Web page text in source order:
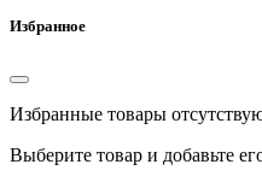
Избранное
Избранные товары
Выберите товар и добавьте